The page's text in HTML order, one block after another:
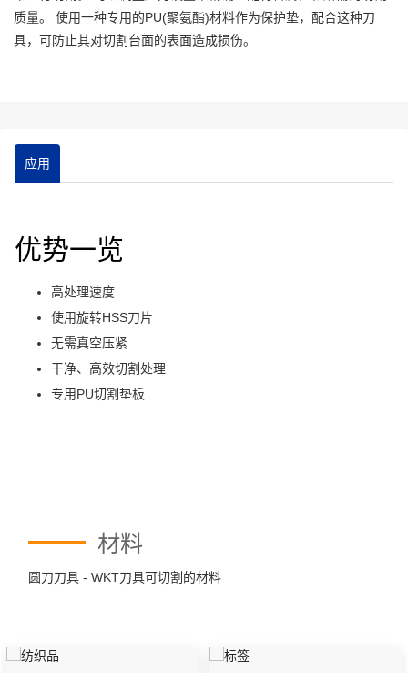
质量。 使用一种专用的PU(聚氨酯)材料作为保护垫，配合这种刀
具，可防止其对切割台面的表面造成损伤。
应用
优势一览
高处理速度
使用旋转HSS刀片
无需真空压紧
干净、高效切割处理
专用PU切割垫板
材料
圆刀刀具 - WKT刀具可切割的材料